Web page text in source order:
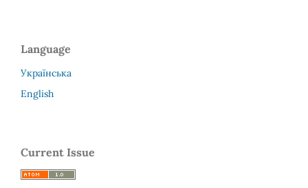
Language
Українська
English
Current Issue